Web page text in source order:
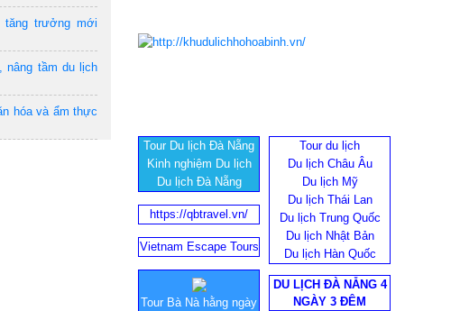
tăng trưởng mới
nâng tầm du lịch
hóa và ẩm thực
Tour Du lịch Đà Nẵng
Kinh nghiệm Du lịch
Du lịch Đà Nẵng
Tour du lịch
Du lịch Châu Âu
Du lịch Mỹ
Du lịch Thái Lan
Du lịch Trung Quốc
Du lịch Nhật Bản
Du lịch Hàn Quốc
https://qbtravel.vn/
Vietnam Escape Tours
Tour Bà Nà hằng ngày
DU LỊCH ĐÀ NẴNG 4
NGÀY 3 ĐÊM